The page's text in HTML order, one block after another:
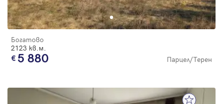
Богатово
2123 кв.м.
5 880 Парцел/Терен